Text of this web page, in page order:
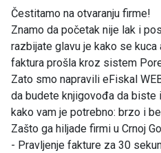
Čestitamo na otvaranju firme!
Znamo da početak nije lak i
razbijate glavu je kako se kuca
faktura prošla kroz sistem
Zato smo napravili eFiskal
da budete knjigovođa da biste
kako vam je potrebno: brzo i
Zašto ga hiljade firmi u Crnoj
- Pravljenje fakture za 30